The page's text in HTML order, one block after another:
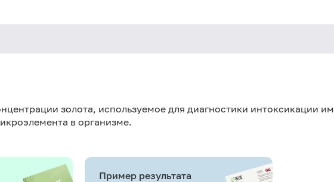
золота, используемое для диагностики интоксикации им
в организме.
Пример результата